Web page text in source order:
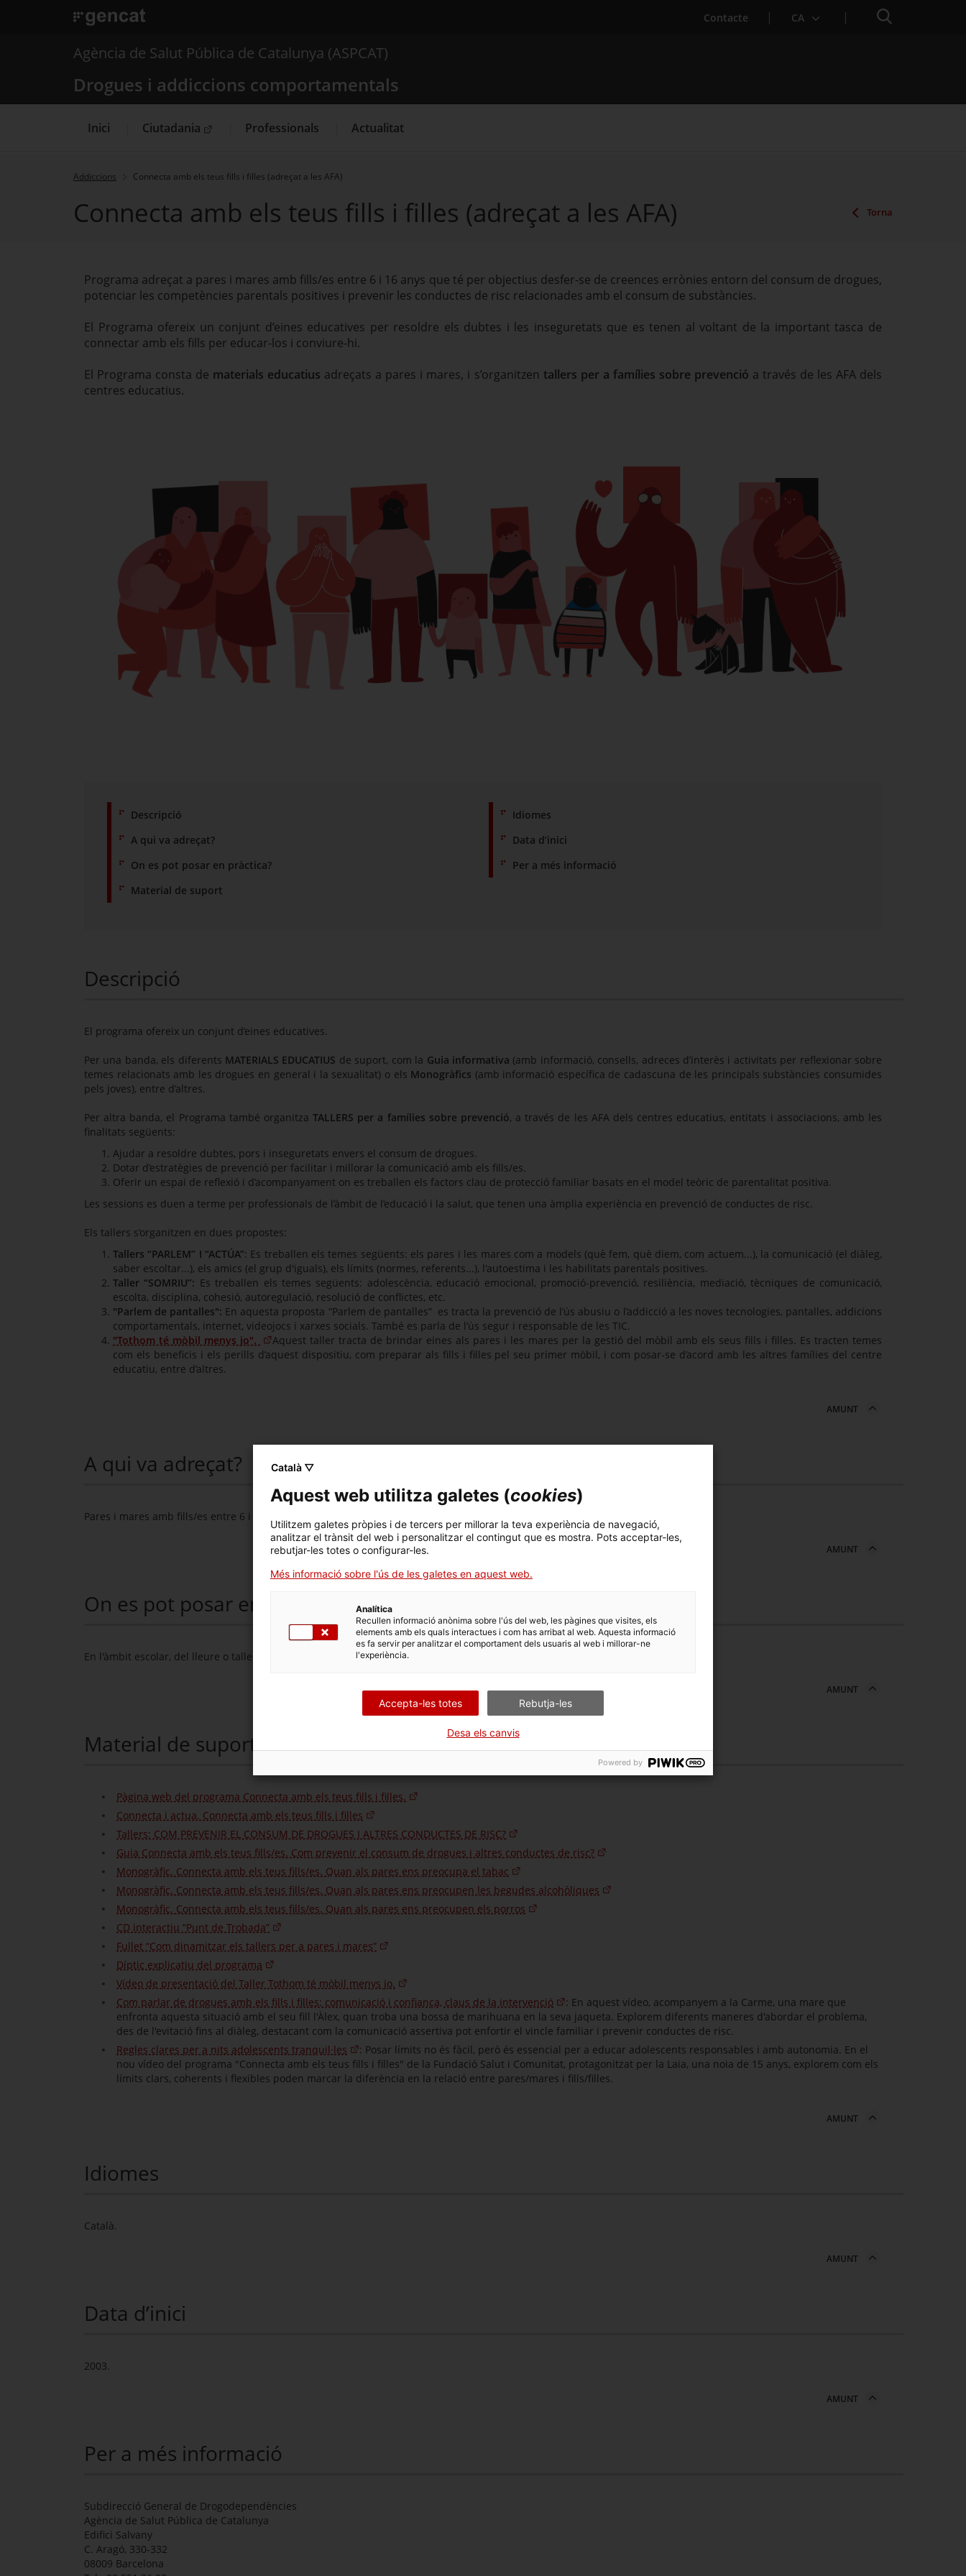
. Obre en una nova finestra. Contacte CA Cercador
Agència de Salut Pública de Catalunya (ASPCAT)
Drogues i addiccions comportamentals
Inici Ciutadania
. Obre en una nova finestra.
Professionals Actualitat
. Obre en una nova finestra.
Addiccions Connecta amb els teus fills i filles (adreçat a les AFA)
Connecta amb els teus fills i filles (adreçat a les AFA) Torna
Programa adreçat a pares i mares amb fills/es entre 6 i 16 anys que té per objectius desfer-se de creences errònies entorn del consum de drogues,
potenciar les competències parentals positives i prevenir les conductes de risc relacionades amb el consum de substàncies.
El Programa ofereix un conjunt d’eines educatives per resoldre els dubtes i les inseguretats que es tenen al voltant de la important tasca de
connectar amb els fills per educar-los i conviure-hi.
El Programa consta de materials educatius adreçats a pares i mares, i s’organitzen tallers per a famílies sobre prevenció a través de les AFA dels
centres educatius.
Descripció
A qui va adreçat?
On es pot posar en pràctica?
Material de suport
Idiomes
Data d’inici
Per a més informació
Descripció
El programa ofereix un conjunt d’eines educatives.
Per una banda, els diferents MATERIALS EDUCATIUS de suport, com la Guia informativa (amb informació, consells, adreces d’interès i activitats per reflexionar sobre
temes relacionats amb les drogues en general i la sexualitat) o els Monogràfics (amb informació específica de cadascuna de les principals substàncies consumides
pels joves), entre d’altres.
Per altra banda, el Programa també organitzaTALLERS per a famílies sobre prevenció, a través de les AFA dels centres educatius, entitats i associacions, amb les
finalitats següents:
Ajudar a resoldre dubtes, pors i inseguretats envers el consum de drogues.
Dotar d’estratègies de prevenció per facilitar i millorar la comunicació amb els fills/es.
Oferir un espai de reflexió i d’acompanyament on es treballen els factors clau de protecció familiar basats en el model teòric de parentalitat positiva.
Les sessions es duen a terme per professionals de l’àmbit de l’educació i la salut, que tenen una àmplia experiència en prevenció de conductes de risc.
Els tallers s’organitzen en dues propostes:
Tallers “PARLEM” I “ACTÚA”: Es treballen els temes següents: els pares i les mares com a models (què fem, què diem, com actuem...), la comunicació (el diàleg,
saber escoltar...), els amics (el grup d'iguals), els límits (normes, referents...), l'autoestima i les habilitats parentals positives.
Taller “SOMRIU”: Es treballen els temes següents: adolescència, educació emocional, promoció-prevenció, resiliència, mediació, tècniques de comunicació,
escolta, disciplina, cohesió, autoregulació, resolució de conflictes, etc.
"Parlem de pantalles": En aquesta proposta “Parlem de pantalles” es tracta la prevenció de l’ús abusiu o l’addicció a les noves tecnologies, pantalles, addicions
comportamentals, internet, videojocs i xarxes socials. També es parla de l’ús segur i responsable de les TIC.
"Tothom té mòbil menys jo".
Aquest taller tracta de brindar eines als pares i les mares per la gestió del mòbil amb els seus fills i filles. Es tracten temes
com els beneficis i els perills d’aquest dispositiu, com preparar als fills i filles pel seu primer mòbil, i com posar-se d’acord amb les altres famílies del centre
educatiu, entre d’altres.
AMUNT
A qui va adreçat?
Pares i mares amb fills/es entre 6 i 16 anys
AMUNT
On es pot posar en pràctica?
En l'àmbit escolar, del lleure o tallers per a pares i mares.
AMUNT
Material de suport
Pàgina web del programa Connecta amb els teus fills i filles.
Connecta i actua. Connecta amb els teus fills i filles
Tallers: COM PREVENIR EL CONSUM DE DROGUES I ALTRES CONDUCTES DE RISC?
Guia Connecta amb els teus fills/es. Com prevenir el consum de drogues i altres conductes de risc?
Monogràfic. Connecta amb els teus fills/es. Quan als pares ens preocupa el tabac
Monogràfic. Connecta amb els teus fills/es. Quan als pares ens preocupen les begudes alcohòliques
Monogràfic. Connecta amb els teus fills/es. Quan als pares ens preocupen els porros
CD interactiu “Punt de Trobada”
Fullet “Com dinamitzar els tallers per a pares i mares”
Díptic explicatiu del programa
Vídeo de presentació del Taller Tothom té mòbil menys jo.
Com parlar de drogues amb els fills i filles: comunicació i confiança, claus de la intervenció
: En aquest vídeo, acompanyem a la Carme, una mare que
enfronta aquesta situació amb el seu fill l'Àlex, quan troba una bossa de marihuana en la seva jaqueta. Explorem diferents maneres d'abordar el problema,
des de l'evitació fins al diàleg, destacant com la comunicació assertiva pot enfortir el vincle familiar i prevenir conductes de risc.
Regles clares per a nits adolescents tranquil·les
: Posar límits no és fàcil, però és essencial per a educar adolescents responsables i amb autonomia. En el
nou vídeo del programa "Connecta amb els teus fills i filles" de la Fundació Salut i Comunitat, protagonitzat per la Laia, una noia de 15 anys, explorem com els
límits clars, coherents i flexibles poden marcar la diferència en la relació entre pares/mares i fills/filles.
AMUNT
Idiomes
Català.
AMUNT
Data d’inici
2003.
AMUNT
Per a més informació
Subdirecció General de Drogodependències
Agència de Salut Pública de Catalunya
Edifici Salvany
C. Aragó, 330-332
08009 Barcelona
Català ▽
Aquest web utilitza galetes (cookies)
Utilitzem galetes pròpies i de tercers per millorar la teva experiència de navegació,
analitzar el trànsit del web i personalitzar el contingut que es mostra. Pots acceptar-les,
rebutjar-les totes o configurar-les.
Més informació sobre l'ús de les galetes en aquest web.
Analítica
Recullen informació anònima sobre l'ús del web, les pàgines que visites, els
elements amb els quals interactues i com has arribat al web. Aquesta informació
es fa servir per analitzar el comportament dels usuaris al web i millorar-ne
l'experiència.
Accepta-les totes Rebutja-les
Desa els canvis
Powered by